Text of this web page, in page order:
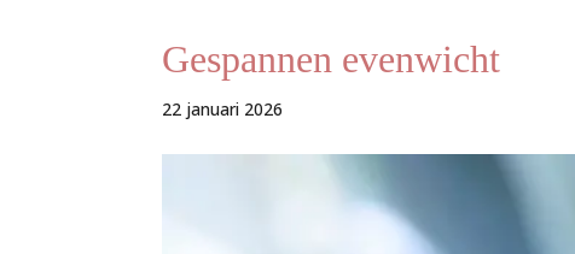
Gespannen evenwicht
22 januari 2026